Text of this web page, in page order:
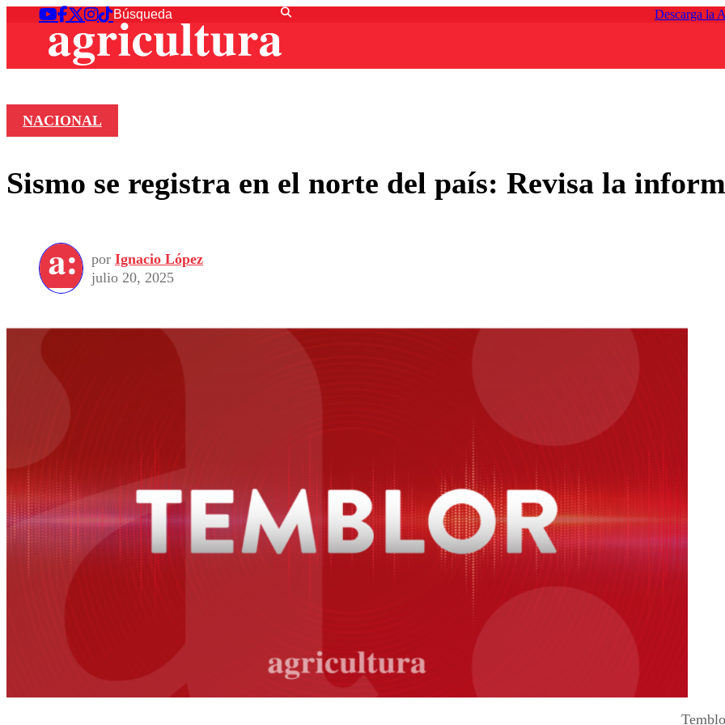
Descarga la
NACIONAL
Sismo se registra en el norte del país: Revisa la
por Ignacio López
julio 20, 2025